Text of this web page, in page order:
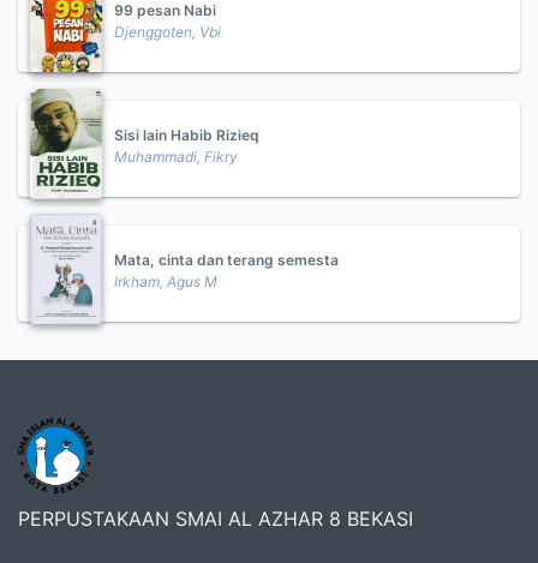
99 pesan Nabi
Djenggoten, Vbi
Sisi lain Habib Rizieq
Muhammadi, Fikry
Mata, cinta dan terang semesta
Irkham, Agus M
PERPUSTAKAAN SMAI AL AZHAR 8 BEKASI